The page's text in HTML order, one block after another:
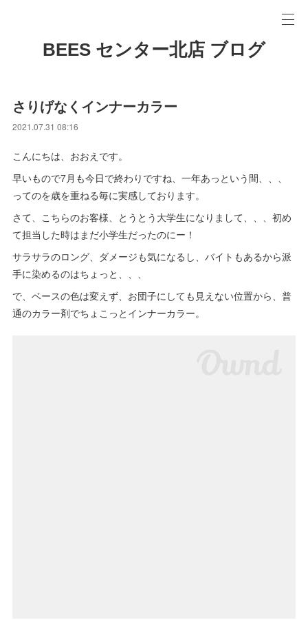
BEES センター北店 ブログ
さりげなくインナーカラー
2021.07.31 08:16
こんにちは、おおえです。
早いもので7月も今日で終わりですね、一年あっという間、、、
ってのを歳を重ねる毎に実感しております。
さて、こちらのお客様、とうとう大学生になりまして、、、初め
て担当した時はまだ小学生だったのにー！
サラサラのロング、ダメージも気になるし、バイトもあるから派
手に染めるのはちょっと、、、
で、ベースの色は変えず、お団子にしても見えない位置から、普
通のカラー剤でちょこっとインナーカラー。